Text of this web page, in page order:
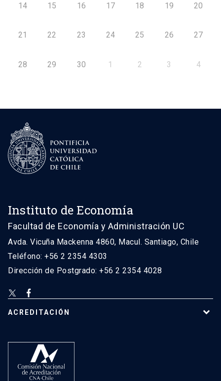
14 15 16 17 18 19 20
21 22 23 24 25 26 27
28 29 30 1 2 3 4
Instituto de Economía
Facultad de Economía y Administración UC
Avda. Vicuña Mackenna 4860, Macul. Santiago, Chile
Teléfono: +56 2 2354 4303
Dirección de Postgrado: +56 2 2354 4028
ACREDITACIÓN